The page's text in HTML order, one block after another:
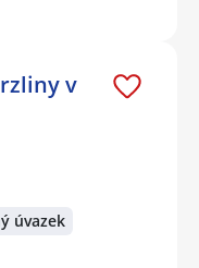
v
úvazek